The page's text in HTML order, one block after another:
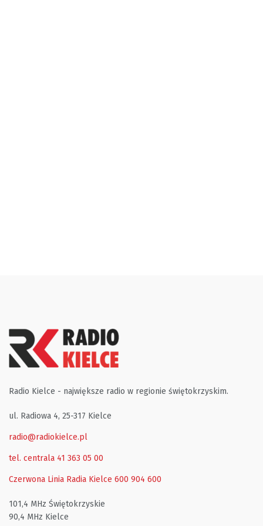
Radio Kielce - największe radio w regionie świętokrzyskim.
ul. Radiowa 4, 25-317 Kielce
radio@radiokielce.pl
tel. centrala 41 363 05 00
Czerwona Linia Radia Kielce 600 904 600
101,4 MHz Świętokrzyskie
90,4 MHz Kielce